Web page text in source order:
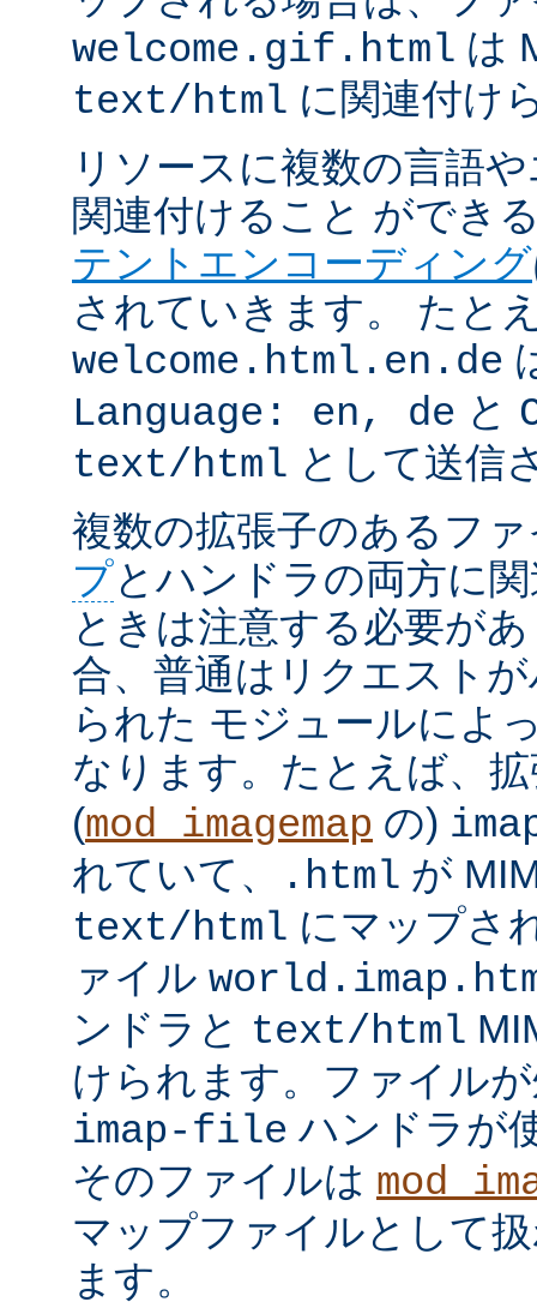
welcome.gif.html は
text/html に関連付け
リソースに複数の言語
関連付けること ができ
テントエンコーディング
されていきます。 たと
welcome.html.en.de
Language: en, de と
text/html として送信
複数の拡張子のあるフ
プとハンドラの両方に
ときは注意する必要が
合、普通はリクエスト
られた モジュールによ
なります。たとえば、
(mod_imagemap の)
れていて、
.html が
text/html にマップさ
ァイル
ンドラと text/html
けられます。ファイル
imap-file ハンドラが
そのファイルは
マップファイルとして
ます。